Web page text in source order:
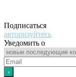
Подписаться
авторизуйтесь
Уведомить о